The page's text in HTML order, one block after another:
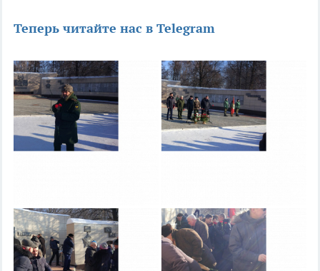
Теперь читайте нас в Telegram